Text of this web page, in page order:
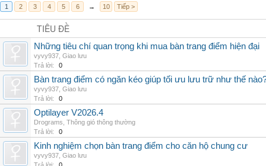
1 2 3 4 5 6 → 10 Tiếp >
TIÊU ĐỀ
Những tiêu chí quan trọng khi mua bàn trang điểm hiện đại
vyvy937 Giao lưu
Trả lời:
0
Bàn trang điểm có ngăn kéo giúp tối ưu lưu trữ như thế
vyvy937 Giao lưu
Trả lời:
0
Optilayer V2026.4
Drograms Thông gió thông thường
Trả lời:
0
Kinh nghiệm chọn bàn trang điểm cho căn hộ chung cư
vyvy937 Giao lưu